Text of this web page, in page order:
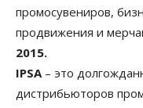
промосувениров,
продвижения и
2015.
IPSA– это
дистрибьюторов